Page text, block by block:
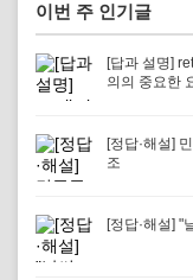
이번 주 인기글
[답과 설명]
의의 중요한
[정답·해설]
조
[정답·해설] "